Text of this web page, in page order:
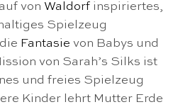
von Waldorf inspiriertes,
Spielzeug
Fantasie von Babys und
von Sarah’s Silks ist
und freies Spielzeug
Kinder lehrt Mutter Erde